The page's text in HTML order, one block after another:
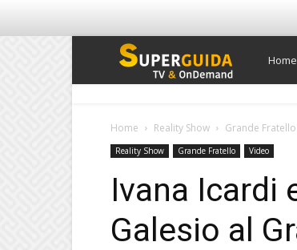
Super
TV
Home
Home Reality Show Grande Fratello
Reality Show Grande Fratello Video
Ivana Icardi
Galesio al